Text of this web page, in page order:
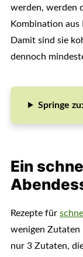
werden, werden
Kombination aus
Damit sind sie
dennoch
Springe zu:
Ein
Rezepte für
wenigen Zutaten
nur 3 Zutaten,